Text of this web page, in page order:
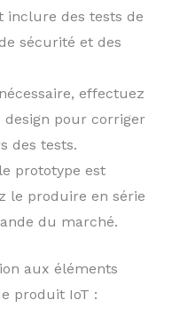
inclure des tests de
sécurité et des
effectuez
pour corriger
des tests.
prototype est
le produire en série
du marché.
aux éléments
produit IoT :